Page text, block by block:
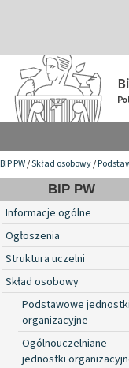
BIP PW/Skład osobowy/
BIP PW
Informacje ogólne
Ogłoszenia
Struktura uczelni
Skład osobowy
Podstawowe jednostki
organizacyjne
Ogólnouczelniane
jednostki